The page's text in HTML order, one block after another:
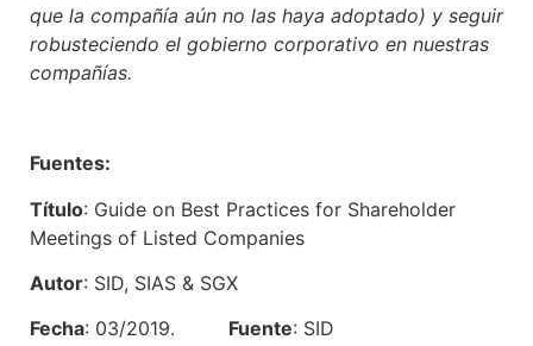
que la compañía aún no las haya adoptado) y seguir
robusteciendo el gobierno corporativo en nuestras
compañías.
Fuentes:
Título: Guide on Best Practices for Shareholder
Meetings of Listed Companies
Autor: SID, SIAS & SGX
Fecha: 03/2019. Fuente: SID